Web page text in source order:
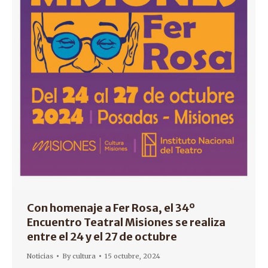
Con homenaje a Fer Rosa, el 34º
Encuentro Teatral Misiones se realiza
entre el 24 y el 27 de octubre
Noticias Bycultura 15 octubre, 2024